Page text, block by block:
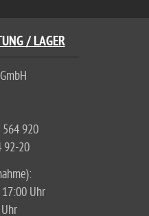
/ LAGER
920
92-20
Uhr